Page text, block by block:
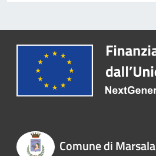
Comune di Marsala